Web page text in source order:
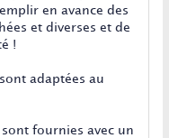
en avance des
et diverses et de
!
adaptées au
fournies avec un